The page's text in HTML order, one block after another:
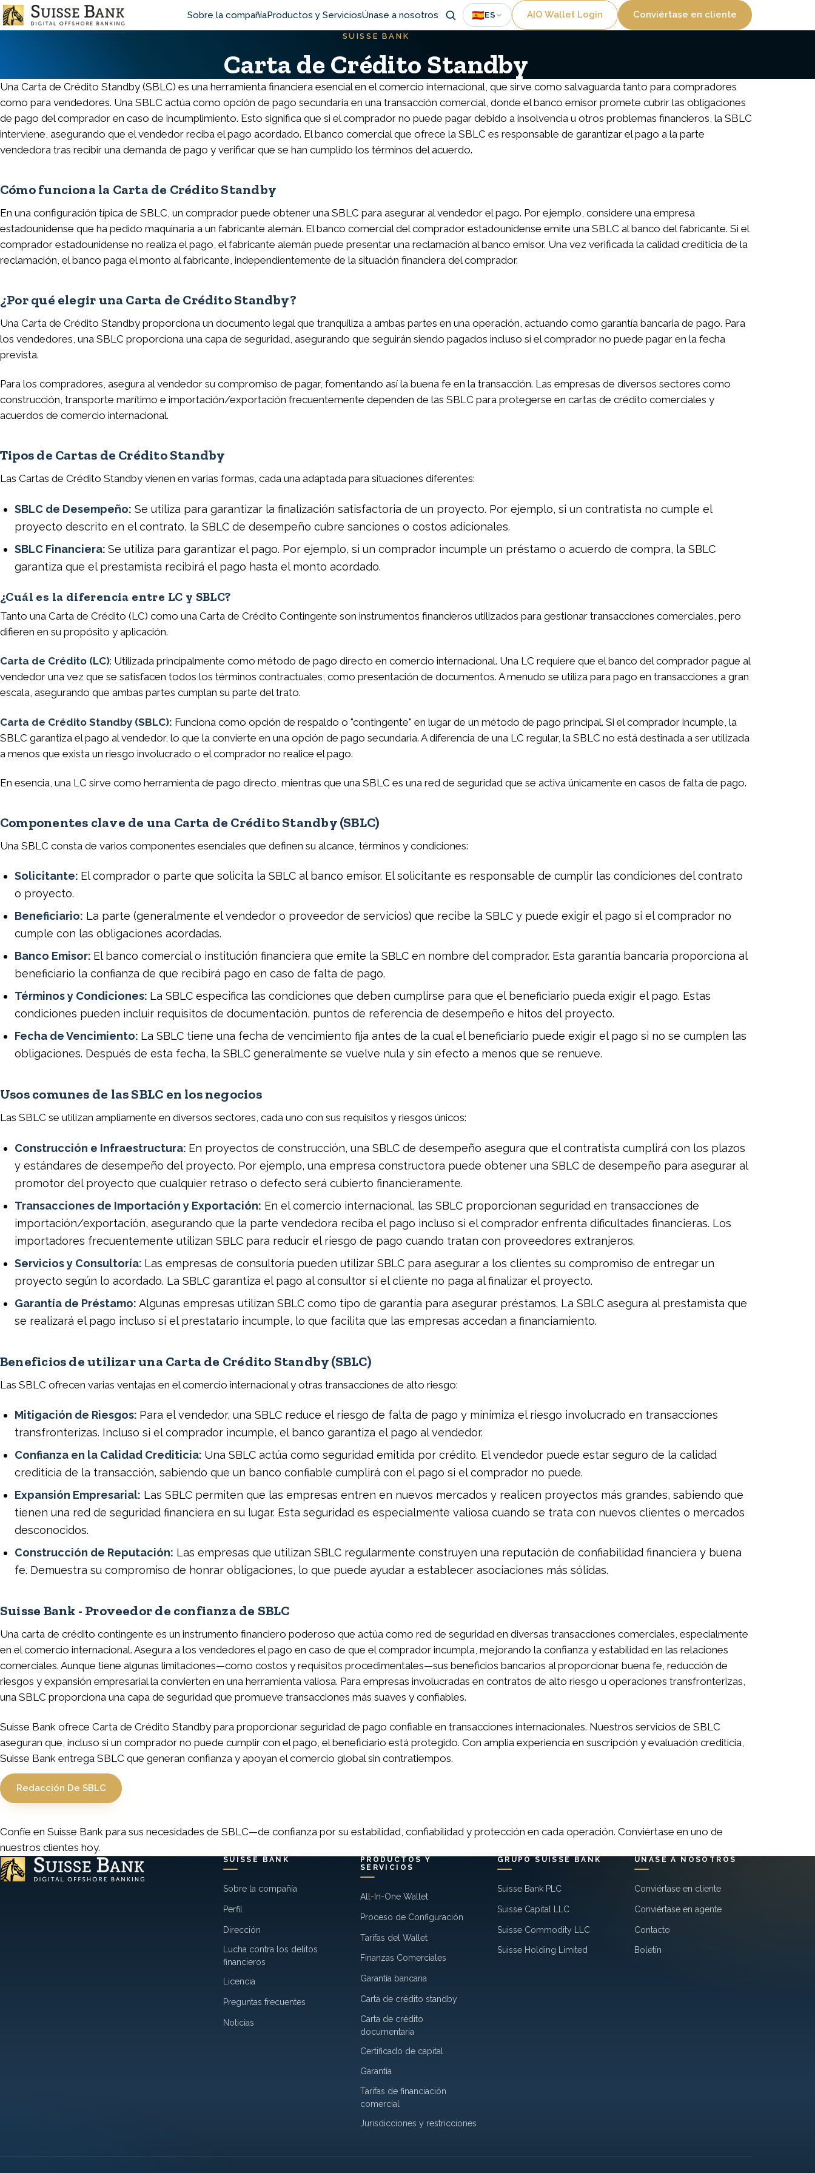
Skip
to
Main
Sobre la compañíaProductos y ServiciosÚnase a nosotros 🇪🇸ES Utility
AIO Wallet Login Conviértase en cliente
SUISSE BANK
Carta de Crédito Standby
Una Carta de Crédito Standby (SBLC) es una herramienta financiera esencial en el comercio internacional, que sirve como salvaguarda tanto para compradores
como para vendedores. Una SBLC actúa como opción de pago secundaria en una transacción comercial, donde el banco emisor promete cubrir las obligaciones
de pago del comprador en caso de incumplimiento. Esto significa que si el comprador no puede pagar debido a insolvencia u otros problemas financieros, la SBLC
interviene, asegurando que el vendedor reciba el pago acordado. El banco comercial que ofrece la SBLC es responsable de garantizar el pago a la parte
vendedora tras recibir una demanda de pago y verificar que se han cumplido los términos del acuerdo.
Cómo funciona la Carta de Crédito Standby
En una configuración típica de SBLC, un comprador puede obtener una SBLC para asegurar al vendedor el pago. Por ejemplo, considere una empresa
estadounidense que ha pedido maquinaria a un fabricante alemán. El banco comercial del comprador estadounidense emite una SBLC al banco del fabricante. Si el
comprador estadounidense no realiza el pago, el fabricante alemán puede presentar una reclamación al banco emisor. Una vez verificada la calidad crediticia de la
reclamación, el banco paga el monto al fabricante, independientemente de la situación financiera del comprador.
¿Por qué elegir una Carta de Crédito Standby?
Una Carta de Crédito Standby proporciona un documento legal que tranquiliza a ambas partes en una operación, actuando como garantía bancaria de pago. Para
los vendedores, una SBLC proporciona una capa de seguridad, asegurando que seguirán siendo pagados incluso si el comprador no puede pagar en la fecha
prevista.
Para los compradores, asegura al vendedor su compromiso de pagar, fomentando así la buena fe en la transacción. Las empresas de diversos sectores como
construcción, transporte marítimo e importación/exportación frecuentemente dependen de las SBLC para protegerse en cartas de crédito comerciales y
acuerdos de comercio internacional.
Tipos de Cartas de Crédito Standby
Las Cartas de Crédito Standby vienen en varias formas, cada una adaptada para situaciones diferentes:
SBLC de Desempeño: Se utiliza para garantizar la finalización satisfactoria de un proyecto. Por ejemplo, si un contratista no cumple el
proyecto descrito en el contrato, la SBLC de desempeño cubre sanciones o costos adicionales.
SBLC Financiera: Se utiliza para garantizar el pago. Por ejemplo, si un comprador incumple un préstamo o acuerdo de compra, la SBLC
garantiza que el prestamista recibirá el pago hasta el monto acordado.
¿Cuál es la diferencia entre LC y SBLC?
Tanto una Carta de Crédito (LC) como una Carta de Crédito Contingente son instrumentos financieros utilizados para gestionar transacciones comerciales, pero
difieren en su propósito y aplicación.
Carta de Crédito (LC): Utilizada principalmente como método de pago directo en comercio internacional. Una LC requiere que el banco del comprador pague al
vendedor una vez que se satisfacen todos los términos contractuales, como presentación de documentos. A menudo se utiliza para pago en transacciones a gran
escala, asegurando que ambas partes cumplan su parte del trato.
Carta de Crédito Standby (SBLC): Funciona como opción de respaldo o "contingente" en lugar de un método de pago principal. Si el comprador incumple, la
SBLC garantiza el pago al vendedor, lo que la convierte en una opción de pago secundaria. A diferencia de una LC regular, la SBLC no está destinada a ser utilizada
a menos que exista un riesgo involucrado o el comprador no realice el pago.
En esencia, una LC sirve como herramienta de pago directo, mientras que una SBLC es una red de seguridad que se activa únicamente en casos de falta de pago.
Componentes clave de una Carta de Crédito Standby (SBLC)
Una SBLC consta de varios componentes esenciales que definen su alcance, términos y condiciones:
Solicitante: El comprador o parte que solicita la SBLC al banco emisor. El solicitante es responsable de cumplir las condiciones del contrato
o proyecto.
Beneficiario: La parte (generalmente el vendedor o proveedor de servicios) que recibe la SBLC y puede exigir el pago si el comprador no
cumple con las obligaciones acordadas.
Banco Emisor: El banco comercial o institución financiera que emite la SBLC en nombre del comprador. Esta garantía bancaria proporciona al
beneficiario la confianza de que recibirá pago en caso de falta de pago.
Términos y Condiciones: La SBLC especifica las condiciones que deben cumplirse para que el beneficiario pueda exigir el pago. Estas
condiciones pueden incluir requisitos de documentación, puntos de referencia de desempeño e hitos del proyecto.
Fecha de Vencimiento: La SBLC tiene una fecha de vencimiento fija antes de la cual el beneficiario puede exigir el pago si no se cumplen las
obligaciones. Después de esta fecha, la SBLC generalmente se vuelve nula y sin efecto a menos que se renueve.
Usos comunes de las SBLC en los negocios
Las SBLC se utilizan ampliamente en diversos sectores, cada uno con sus requisitos y riesgos únicos:
Construcción e Infraestructura: En proyectos de construcción, una SBLC de desempeño asegura que el contratista cumplirá con los plazos
y estándares de desempeño del proyecto. Por ejemplo, una empresa constructora puede obtener una SBLC de desempeño para asegurar al
promotor del proyecto que cualquier retraso o defecto será cubierto financieramente.
Transacciones de Importación y Exportación: En el comercio internacional, las SBLC proporcionan seguridad en transacciones de
importación/exportación, asegurando que la parte vendedora reciba el pago incluso si el comprador enfrenta dificultades financieras. Los
importadores frecuentemente utilizan SBLC para reducir el riesgo de pago cuando tratan con proveedores extranjeros.
Servicios y Consultoría: Las empresas de consultoría pueden utilizar SBLC para asegurar a los clientes su compromiso de entregar un
proyecto según lo acordado. La SBLC garantiza el pago al consultor si el cliente no paga al finalizar el proyecto.
Garantía de Préstamo: Algunas empresas utilizan SBLC como tipo de garantía para asegurar préstamos. La SBLC asegura al prestamista que
se realizará el pago incluso si el prestatario incumple, lo que facilita que las empresas accedan a financiamiento.
Beneficios de utilizar una Carta de Crédito Standby (SBLC)
Las SBLC ofrecen varias ventajas en el comercio internacional y otras transacciones de alto riesgo:
Mitigación de Riesgos: Para el vendedor, una SBLC reduce el riesgo de falta de pago y minimiza el riesgo involucrado en transacciones
transfronterizas. Incluso si el comprador incumple, el banco garantiza el pago al vendedor.
Confianza en la Calidad Crediticia: Una SBLC actúa como seguridad emitida por crédito. El vendedor puede estar seguro de la calidad
crediticia de la transacción, sabiendo que un banco confiable cumplirá con el pago si el comprador no puede.
Expansión Empresarial: Las SBLC permiten que las empresas entren en nuevos mercados y realicen proyectos más grandes, sabiendo que
tienen una red de seguridad financiera en su lugar. Esta seguridad es especialmente valiosa cuando se trata con nuevos clientes o mercados
desconocidos.
Construcción de Reputación: Las empresas que utilizan SBLC regularmente construyen una reputación de confiabilidad financiera y buena
fe. Demuestra su compromiso de honrar obligaciones, lo que puede ayudar a establecer asociaciones más sólidas.
Suisse Bank - Proveedor de confianza de SBLC
Una carta de crédito contingente es un instrumento financiero poderoso que actúa como red de seguridad en diversas transacciones comerciales, especialmente
en el comercio internacional. Asegura a los vendedores el pago en caso de que el comprador incumpla, mejorando la confianza y estabilidad en las relaciones
comerciales. Aunque tiene algunas limitaciones—como costos y requisitos procedimentales—sus beneficios bancarios al proporcionar buena fe, reducción de
riesgos y expansión empresarial la convierten en una herramienta valiosa. Para empresas involucradas en contratos de alto riesgo u operaciones transfronterizas,
una SBLC proporciona una capa de seguridad que promueve transacciones más suaves y confiables.
Suisse Bank ofrece Carta de Crédito Standby para proporcionar seguridad de pago confiable en transacciones internacionales. Nuestros servicios de SBLC
aseguran que, incluso si un comprador no puede cumplir con el pago, el beneficiario está protegido. Con amplia experiencia en suscripción y evaluación crediticia,
Suisse Bank entrega SBLC que generan confianza y apoyan el comercio global sin contratiempos.
Redacción De SBLC
Confíe en Suisse Bank para sus necesidades de SBLC—de confianza por su estabilidad, confiabilidad y protección en cada operación. Conviértase en uno de
nuestros clientes hoy.
SUISSE BANK
Sobre la compañía
Perfil
Dirección
Lucha contra los delitos
financieros
Licencia
Preguntas frecuentes
Noticias
PRODUCTOS Y
SERVICIOS
All-In-One Wallet
Proceso de Configuración
Tarifas del Wallet
Finanzas Comerciales
Garantía bancaria
Carta de crédito standby
Carta de crédito
documentaria
Certificado de capital
Garantía
Tarifas de financiación
comercial
Jurisdicciones y restricciones
GRUPO SUISSE BANK
Suisse Bank PLC
Suisse Capital LLC
Suisse Commodity LLC
Suisse Holding Limited
ÚNASE A NOSOTROS
Conviértase en cliente
Conviértase en agente
Contacto
Boletín